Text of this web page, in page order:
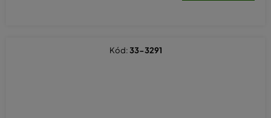
Kód:33-3291